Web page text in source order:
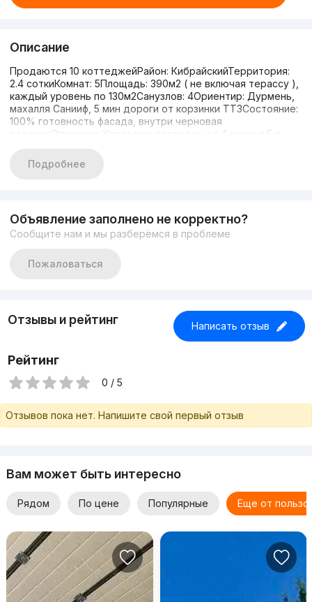
Описание
Продаются 10 коттеджейРайон: КибрайскийТерритория:
2.4 соткиКомнат: 5Площадь: 390м2 ( не включая терассу ),
каждый уровень по 130м2Санузлов: 4Ориентир: Дурмень,
махалля Санииф, 5 мин дороги от корзинки ТТЗСостояние:
100% готовность фасада, внутри черновая
отделкаОписание: Коттеджи построены в 4 уровня.5 в
Барбекю зона. ТерассаЦена: 250.000$Более подробная
информация по телефону+998997203010 Михаил
Подробнее
Объявление заполнено не корректно?
Сообщите нам и мы разберёмся в проблеме
Пожаловаться
Отзывы и рейтинг Написать отзыв
Рейтинг
0 / 5
Отзывов пока нет. Напишите свой первый отзыв
Вам может быть интересно
Рядом По цене Популярные Еще от